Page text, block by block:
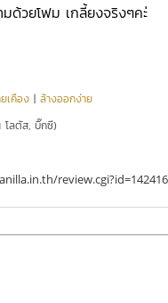
ด้วยโฟม เกลี้ยงจริงๆคะ่
ยเคือง | ล้างออกง่าย
โลตัส, บิ๊กซี)